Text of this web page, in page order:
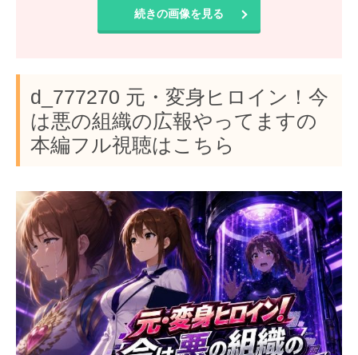
続きの画像を見る
d_777270 元・変身ヒロイン！今
は悪の組織の広報やってますの
本編フル視聴はこちら